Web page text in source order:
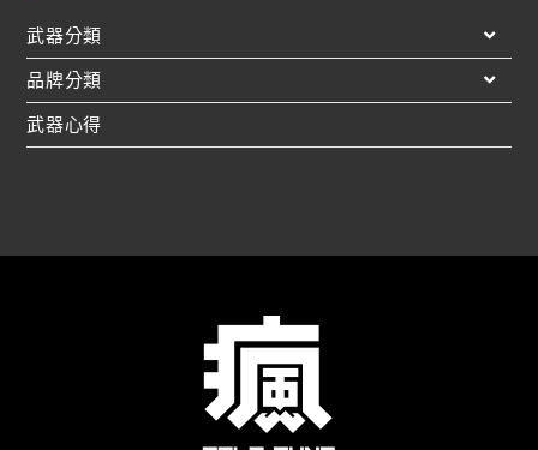
武器分類
品牌分類
武器心得